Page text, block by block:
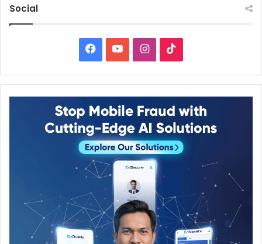
Social
Facebook
YouTubeInstagram